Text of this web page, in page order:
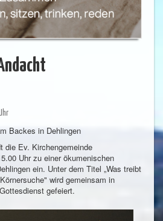
Backes in Dehlingen
Ev. Kirchengemeinde
Uhr zu einer ökumenischen
ein. Unter dem Titel „Was treibt
wird gemeinsam in
gefeiert.